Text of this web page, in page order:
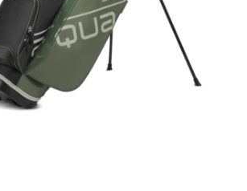
Topánky
Rukavice